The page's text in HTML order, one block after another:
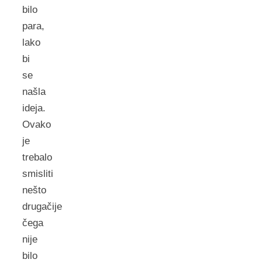
bilo
para,
lako
bi
se
našla
ideja.
Ovako
je
trebalo
smisliti
nešto
drugačije
čega
nije
bilo